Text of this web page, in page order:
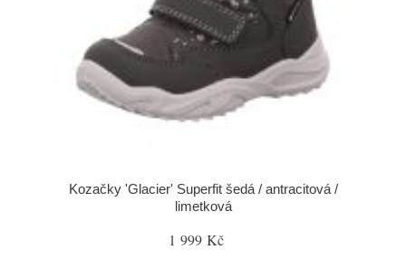
Kozačky 'Glacier' Superfit šedá / antracitová /
limetková
1 999 Kč